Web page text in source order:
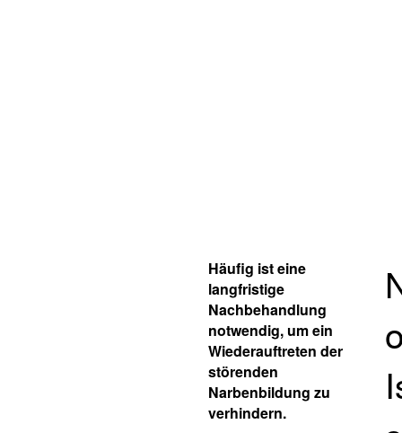
Häufig ist eine
langfristige
Nachbehandlung
notwendig, um ein
Wiederauftreten der
störenden
Narbenbildung zu
verhindern.